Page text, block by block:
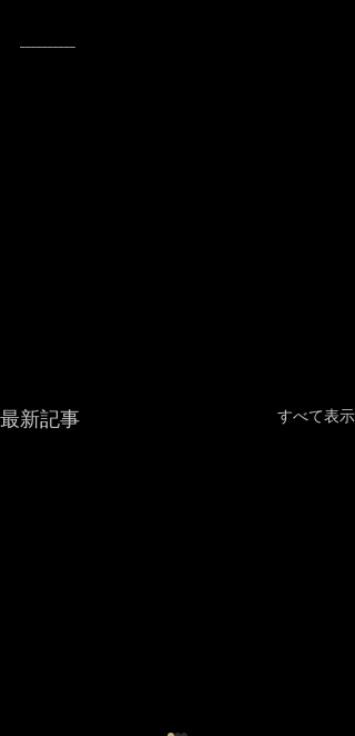
__________
最新記事 すべて表示